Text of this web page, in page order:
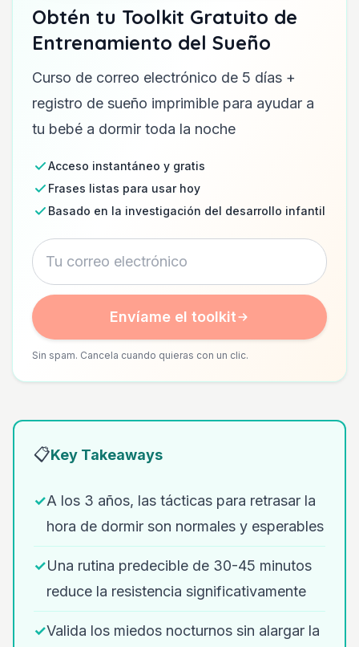
Obtén tu Toolkit Gratuito de
Entrenamiento del Sueño
Curso de correo electrónico de 5 días +
registro de sueño imprimible para ayudar a
tu bebé a dormir toda la noche
Acceso instantáneo y gratis
Frases listas para usar hoy
Basado en la investigación del desarrollo infantil
Envíame el toolkit
Sin spam. Cancela cuando quieras con un clic.
📋Key Takeaways
✓A los 3 años, las tácticas para retrasar la
hora de dormir son normales y esperables
✓Una rutina predecible de 30-45 minutos
reduce la resistencia significativamente
✓Valida los miedos nocturnos sin alargar la